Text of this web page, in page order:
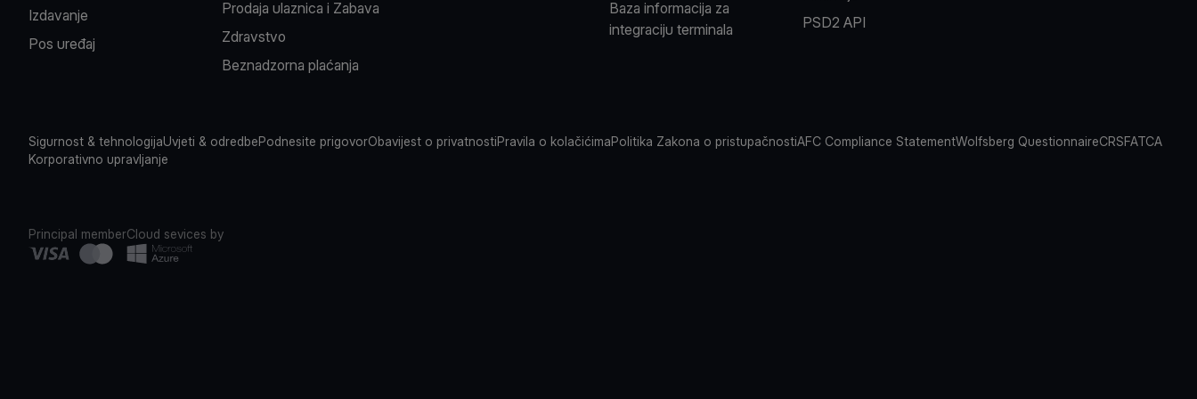
Izdavanje
Pos uređaj
Prodaja ulaznica i Zabava
Zdravstvo
Beznadzorna plaćanja
Baza informacija za
integraciju terminala
PSD2 API
Sigurnost & tehnologijaUvjeti & odredbePodnesite prigovorObavijest o privatnostiPravila o kolačićimaPolitika Zakona o pristupačnostiAFC Compliance StatementWolfsberg QuestionnaireCRSFATCA
Korporativno upravljanje
Principal memberCloud sevices by